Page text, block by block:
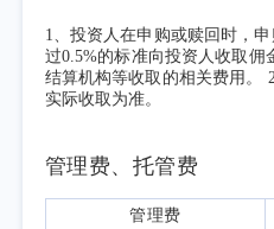
弱，消费、固定资产投
压，下游终端需求修复
表现相对占优，消费地
对偏弱。本报告期内，
1、投资人在申购或赎回时，
过0.5%的标准向投资人收取
结算机构等收取的相关费用。
实际收取为准。
管理费、托管费
管理费